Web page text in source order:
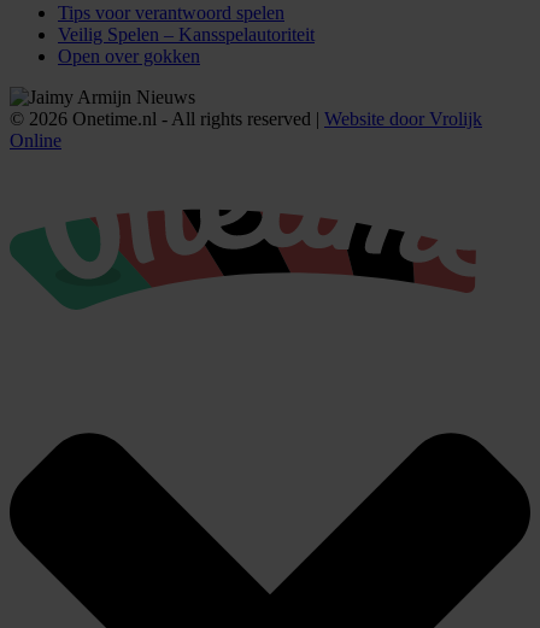
Tips voor verantwoord spelen
Veilig Spelen – Kansspelautoriteit
Open over gokken
© 2026 Onetime.nl - All rights reserved | Website door Vrolijk
Online